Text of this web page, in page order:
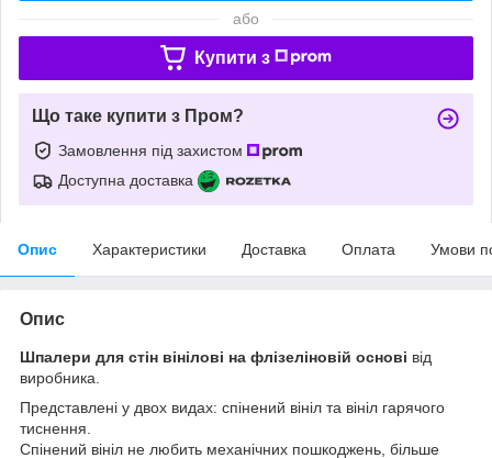
або
Купити з
Що таке купити з Пром?
Замовлення під захистом
Доступна доставка
Опис Характеристики Доставка Оплата Умови
Опис
Шпалери для стін вінілові на флізеліновій основі від
виробника.
Представлені у двох видах: спінений вініл та вініл гарячого
тиснення.
Спінений вініл не любить механічних пошкоджень, більше